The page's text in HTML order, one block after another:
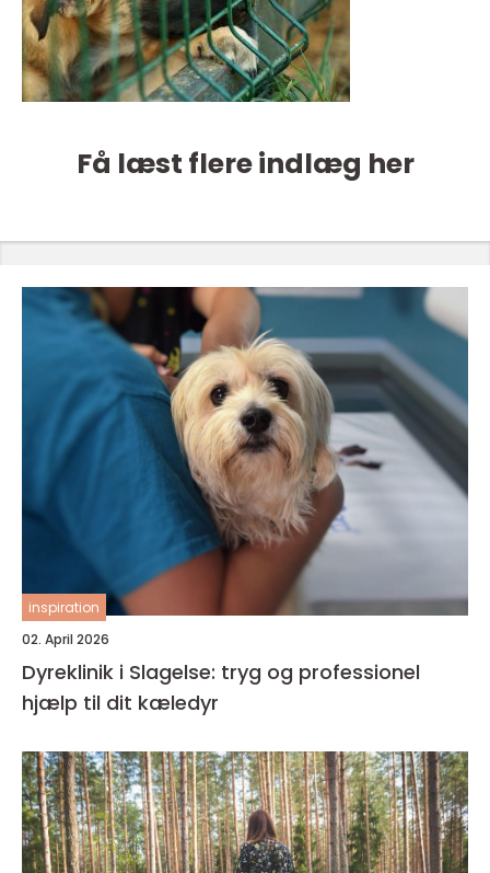
Få læst flere indlæg her
inspiration
02. April 2026
Dyreklinik i Slagelse: tryg og professionel
hjælp til dit kæledyr